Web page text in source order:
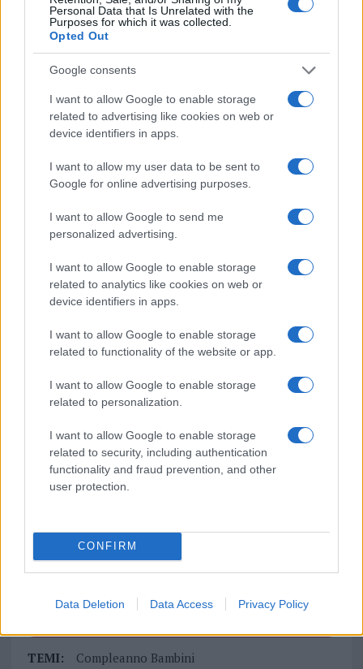
Personal Data that Is Unrelated with the
Purposes for which it was collected.
Opted Out
Google consents
I want to allow Google to enable storage
related to advertising like cookies on web or
device identifiers in apps.
I want to allow my user data to be sent to
Google for online advertising purposes.
I want to allow Google to send me
personalized advertising.
I want to allow Google to enable storage
related to analytics like cookies on web or
device identifiers in apps.
I want to allow Google to enable storage
related to functionality of the website or app.
I want to allow Google to enable storage
related to personalization.
I want to allow Google to enable storage
related to security, including authentication
functionality and fraud prevention, and other
user protection.
CONFIRM
Data Deletion Data Access Privacy Policy
Vuoi rimuovere le pubblicità nazionali?
Puoi abbonarti asoli € 1,10 al mese
cliccandoqui
Puoi effettuare l'accesso andando nella
sezioneLogindal menù del sito o
cliccandoqui
TEMI:
Compleanno Bambini